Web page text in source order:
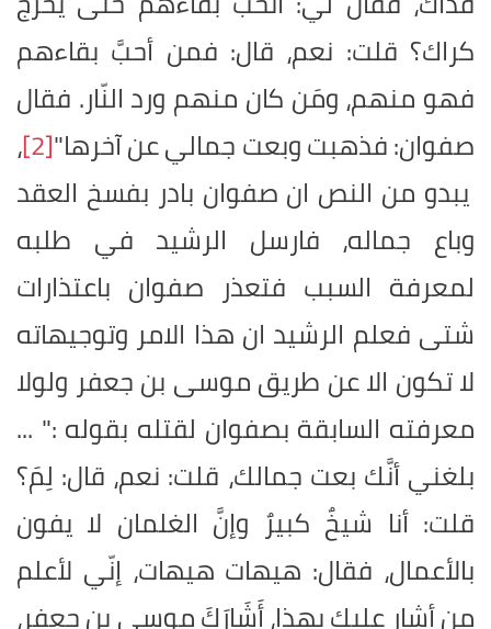
كراك؟ قلت: نعم، قال: فمن أحبَّ بقاءهم
فهو منهم، ومَن كان منهم ورد النّار. فقال
صفوان: فذهبت وبعت جمالي عن آخرها"[2]،
يبدو من النص ان صفوان بادر بفسخ العقد
وباع جماله، فارسل الرشيد في طلبه
لمعرفة السبب فتعذر صفوان باعتذارات
شتى فعلم الرشيد ان هذا الامر وتوجيهاته
لا تكون الا عن طريق موسى بن جعفر ولولا
معرفته السابقة بصفوان لقتله بقوله :" ...
بلغني أنَّك بعت جمالك، قلت: نعم، قال: لِمَ؟
قلت: أنا شيخٌ كبيرٌ وإنَّ الغلمان لا يفون
بالأعمال، فقال: هيهات هيهات، إنّي لأعلم
من أشار عليك بهذا، أَشَارَكَ موسى بن جعفر،